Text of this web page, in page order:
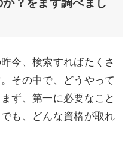
今、検索すればたくさ
その中で、どうやって
ず、第一に必要なこと
も、どんな資格が取れ